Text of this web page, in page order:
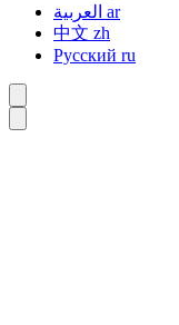
ar
中文 zh
Русский ru